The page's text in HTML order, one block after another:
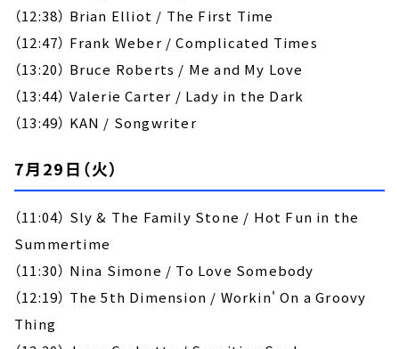
（12:38） Brian Elliot / The First Time
（12:47） Frank Weber / Complicated Times
（13:20） Bruce Roberts / Me and My Love
（13:44） Valerie Carter / Lady in the Dark
（13:49） KAN / Songwriter
7月29日（火）
（11:04） Sly & The Family Stone / Hot Fun in the
Summertime
（11:30） Nina Simone / To Love Somebody
（12:19） The 5th Dimension / Workin' On a Groovy
Thing